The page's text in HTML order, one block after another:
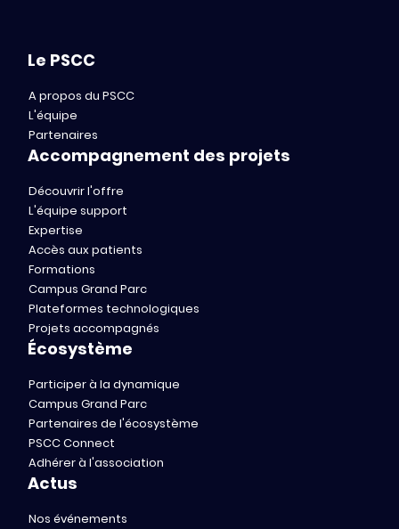
Le PSCC
A propos du PSCC
L'équipe
Partenaires
Accompagnement des projets
Découvrir l'offre
L'équipe support
Expertise
Accès aux patients
Formations
Campus Grand Parc
Plateformes technologiques
Projets accompagnés
Écosystème
Participer à la dynamique
Campus Grand Parc
Partenaires de l'écosystème
PSCC Connect
Adhérer à l'association
Actus
Nos événements